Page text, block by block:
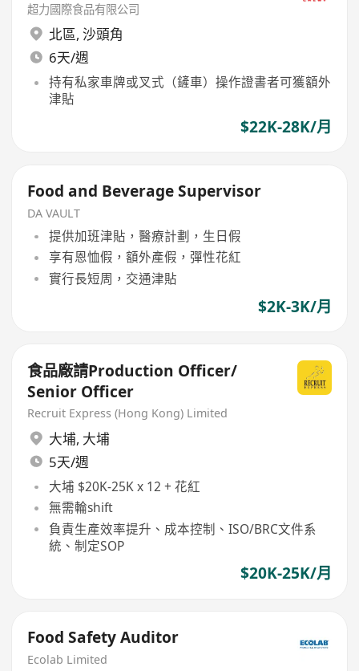
超力國際食品有限公司
北區, 沙頭角
6天/週
持有私家車牌或叉式（鏟車）操作證書者可獲額外
津貼
$22K-28K/月
Food and Beverage Supervisor
DA VAULT
提供加班津貼，醫療計劃，生日假
享有恩恤假，額外產假，彈性花紅
實行長短周，交通津貼
$2K-3K/月
食品廠請Production Officer/
Senior Officer
Recruit Express (Hong Kong) Limited
大埔, 大埔
5天/週
大埔 $20K-25K x 12 + 花紅
無需輪shift
負責生產效率提升、成本控制、ISO/BRC文件系
統、制定SOP
$20K-25K/月
Food Safety Auditor
Ecolab Limited